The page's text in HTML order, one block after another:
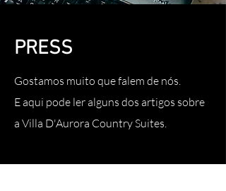
PRESS
Gostamos muito que falem de nós.
E aqui pode ler alguns dos artigos sobre
a Villa D'Aurora Country Suites.